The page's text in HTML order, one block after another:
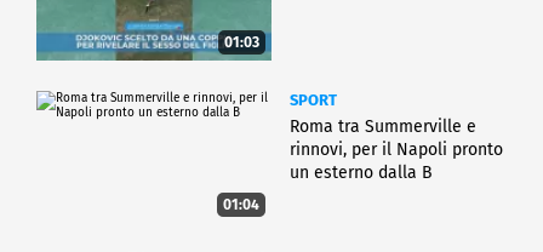
01:03
01:04
SPORT
Roma tra Summerville e
rinnovi, per il Napoli pronto
un esterno dalla B